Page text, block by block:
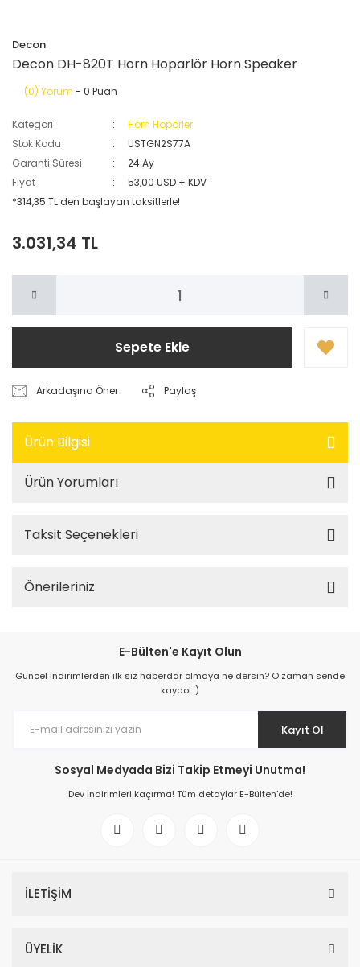
Decon
Decon DH-820T Horn Hoparlör Horn Speaker
(0) Yorum - 0 Puan
Kategori
Horn Hopörler
Stok Kodu
USTGN2S77A
Garanti Süresi
24 Ay
Fiyat
53,00 USD + KDV
*314,35 TL den başlayan taksitlerle!
3.031,34 TL
Sepete Ekle
Arkadaşına Öner Paylaş
Ürün Bilgisi
Ürün Yorumları
Taksit Seçenekleri
Önerileriniz
E-Bülten'e Kayıt Olun
Güncel indirimlerden ilk siz haberdar olmaya ne dersin? O zaman sende
kaydol :)
Kayıt Ol
Sosyal Medyada Bizi Takip Etmeyi Unutma!
Dev indirimleri kaçırma! Tüm detaylar E-Bülten'de!
İLETİŞİM
ÜYELİK